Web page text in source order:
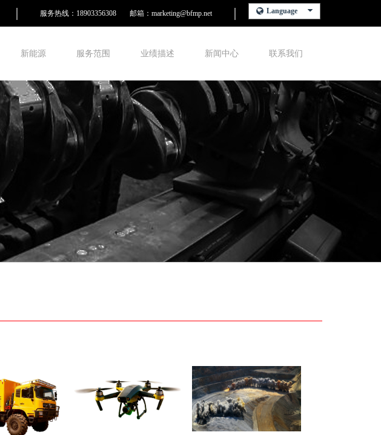
Language
服务热线：18903356308 邮箱：marketing@bfmp.net
新能源 服务范围 业绩描述 新闻中心 联系我们